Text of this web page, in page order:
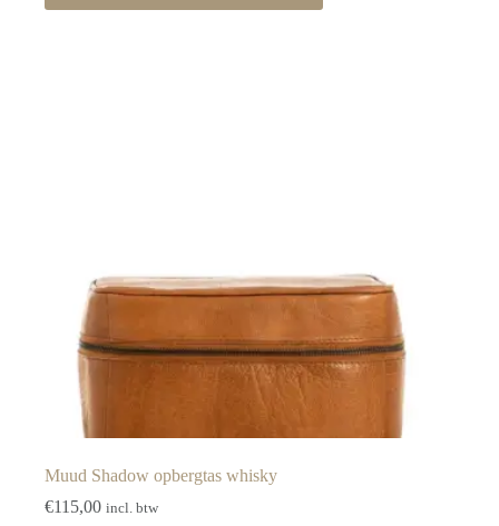
Muud Shadow opbergtas whisky
€115,00 incl. btw